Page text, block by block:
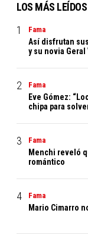
LOS MÁS LEÍDOS
Fama
Así disfrutan
y su novia Geral
Fama
Eve Gómez:
chipa para
Fama
Menchi reveló
romántico
Fama
Mario Cimarro